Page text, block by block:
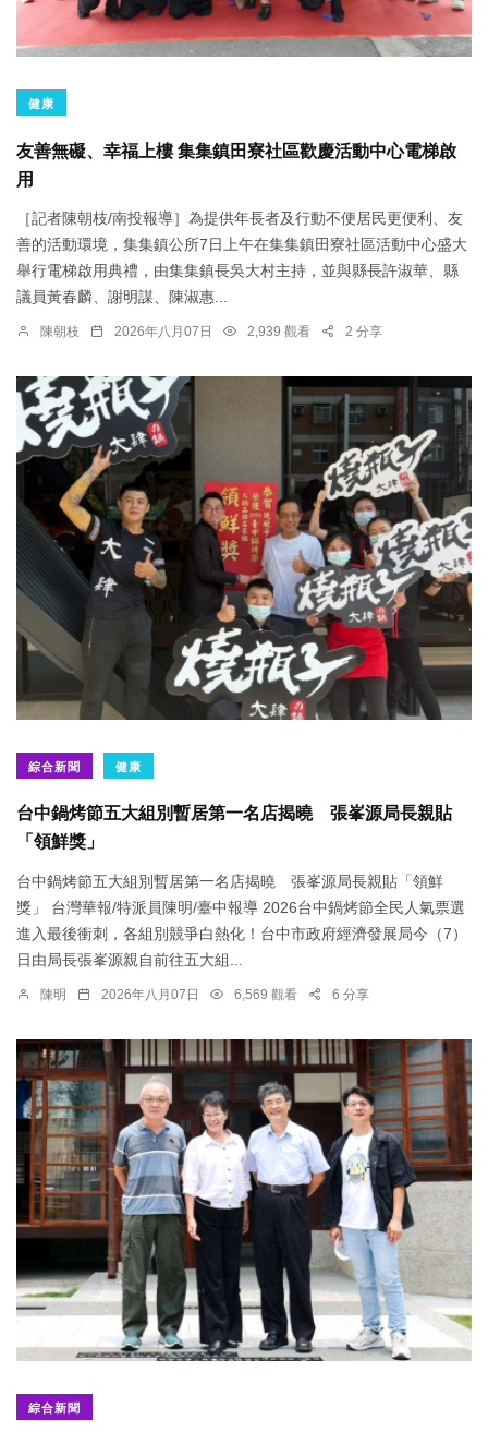
健康
友善無礙、幸福上樓 集集鎮田寮社區歡慶活動中心電梯啟
用
［記者陳朝枝/南投報導］為提供年長者及行動不便居民更便利、友
善的活動環境，集集鎮公所7日上午在集集鎮田寮社區活動中心盛大
舉行電梯啟用典禮，由集集鎮長吳大村主持，並與縣長許淑華、縣
議員黃春麟、謝明謀、陳淑惠...
陳朝枝 2026年八月07日 2,939 觀看 2 分享
綜合新聞 健康
台中鍋烤節五大組別暫居第一名店揭曉 張峯源局長親貼
「領鮮獎」
台中鍋烤節五大組別暫居第一名店揭曉 張峯源局長親貼「領鮮
獎」 台灣華報/特派員陳明/臺中報導 2026台中鍋烤節全民人氣票選
進入最後衝刺，各組別競爭白熱化！台中市政府經濟發展局今（7）
日由局長張峯源親自前往五大組...
陳明 2026年八月07日 6,569 觀看 6 分享
綜合新聞